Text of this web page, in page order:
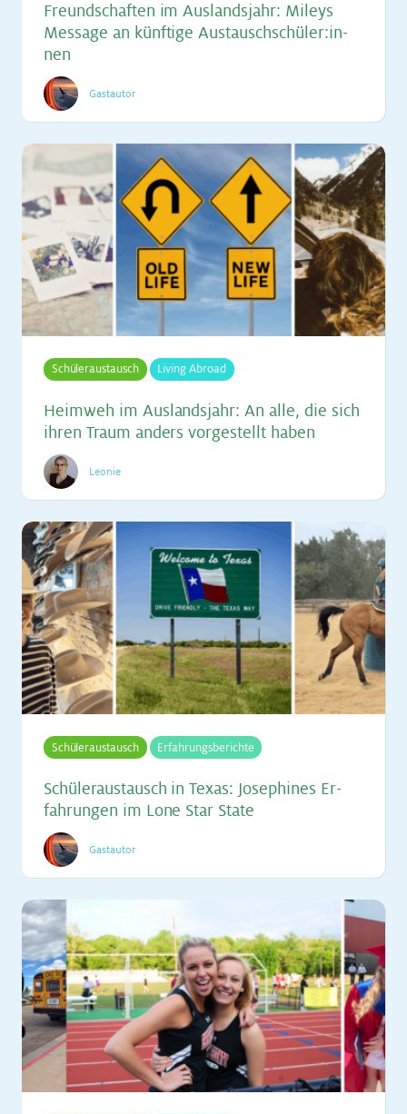
Freund­schaf­ten im Aus­lands­jahr: Mi­leys
Mes­sa­ge an künf­ti­ge Aus­tausch­schü­ler:in­
nen
Gastautor
Schüleraustausch Living Abroad
Heim­weh im Aus­lands­jahr: An alle, die sich
ih­ren Traum an­ders vor­ge­stellt ha­ben
Leonie
Schüleraustausch Erfahrungsberichte
Schü­ler­aus­tausch in Te­xas: Jo­se­phi­nes Er­
fah­run­gen im Lone Star Sta­te
Gastautor